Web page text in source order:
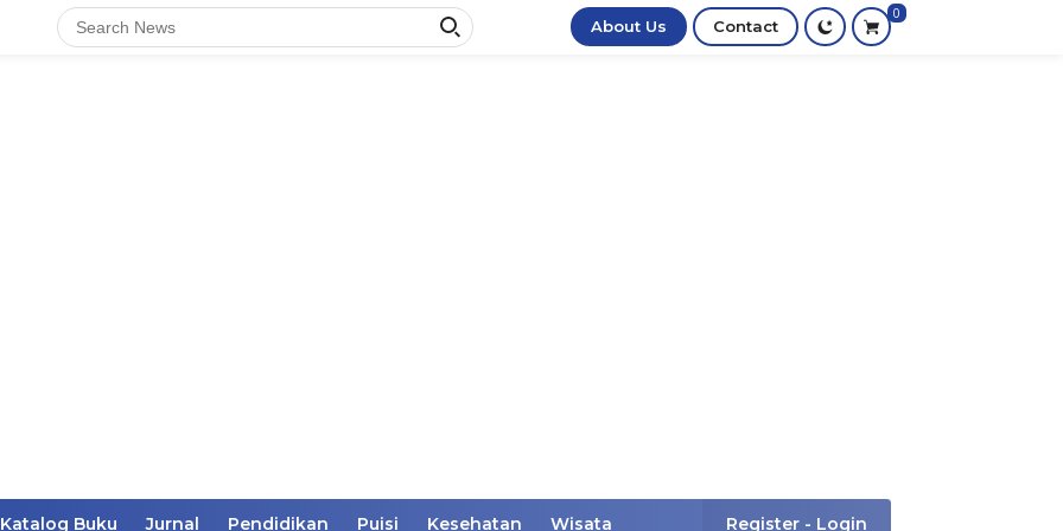
About Us Contact
0
Katalog Buku Jurnal Pendidikan Puisi Kesehatan Wisata Register - Login